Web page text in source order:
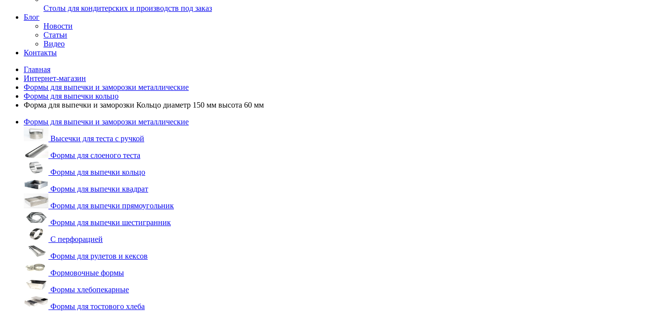
Cтолы для кондитерских и производств под заказ
Блог
Новости
Статьи
Видео
Контакты
Главная
Интернет-магазин
Формы для выпечки и заморозки металлические
Формы для выпечки кольцо
Форма для выпечки и заморозки Кольцо диаметр 150 мм высота 60 мм
Формы для выпечки и заморозки металлические
Высечки для теста с ручкой
Формы для слоеного теста
Формы для выпечки кольцо
Формы для выпечки квадрат
Формы для выпечки прямоугольник
Формы для выпечки шестигранник
С перфорацией
Формы для рулетов и кексов
Формовочные формы
Формы хлебопекарные
Формы для тостового хлеба